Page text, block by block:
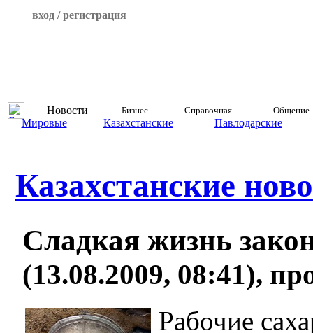
вход / регистрация
Новости Бизнес Справочная Общение
Мировые Казахстанские Павлодарские
Казахстанские
Сладкая жизнь
(13.08.2009, 08:41),
Рабочие